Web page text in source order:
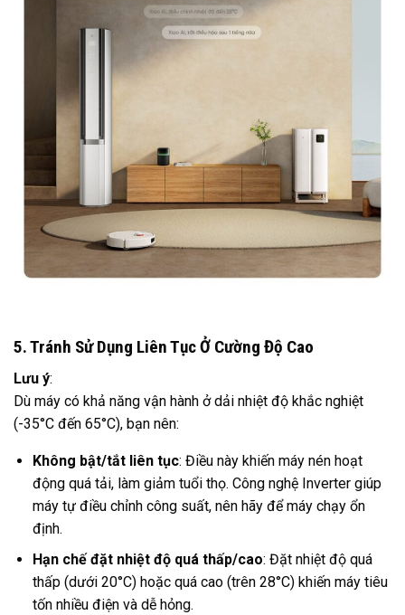
5. Tránh Sử Dụng Liên Tục Ở Cường Độ Cao
Lưu ý:
Dù máy có khả năng vận hành ở dải nhiệt độ khắc nghiệt
(-35°C đến 65°C), bạn nên:
Không bật/tắt liên tục: Điều này khiến máy nén hoạt
động quá tải, làm giảm tuổi thọ. Công nghệ Inverter giúp
máy tự điều chỉnh công suất, nên hãy để máy chạy ổn
định.
Hạn chế đặt nhiệt độ quá thấp/cao: Đặt nhiệt độ quá
thấp (dưới 20°C) hoặc quá cao (trên 28°C) khiến máy tiêu
tốn nhiều điện và dễ hỏng.